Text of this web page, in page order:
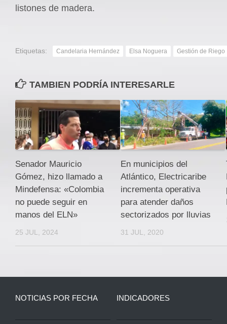
listones de madera.
Etiquetas: Candelaria Hernández Elsa Noguera Gestión de Riego
TAMBIEN PODRÍA INTERESARLE
Senador Mauricio
Gómez, hizo llamado a
Mindefensa: «Colombia
no puede seguir en
manos del ELN»
25 JUL, 2024
En municipios del
Atlántico, Electricaribe
incrementa operativa
para atender daños
sectorizados por lluvias
31 JUL, 2020
NOTICIAS POR FECHA INDICADORES